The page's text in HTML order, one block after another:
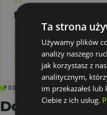
Bezpieczeństwo
Kontrola uprawnień
Blokada usuwania
Pełna historia zmian i
PODOBNE APLIKACJE
Dokumenty i
Ta strona
Używamy plików
analizy naszego
jak korzystasz z
analitycznym,
im przekazałeś
Ciebie z ich usług.